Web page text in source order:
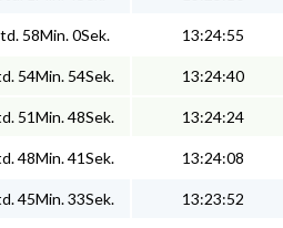
58Min. 0Sek. 13:24:55
54Min. 54Sek. 13:24:40
51Min. 48Sek. 13:24:24
48Min. 41Sek. 13:24:08
45Min. 33Sek. 13:23:52